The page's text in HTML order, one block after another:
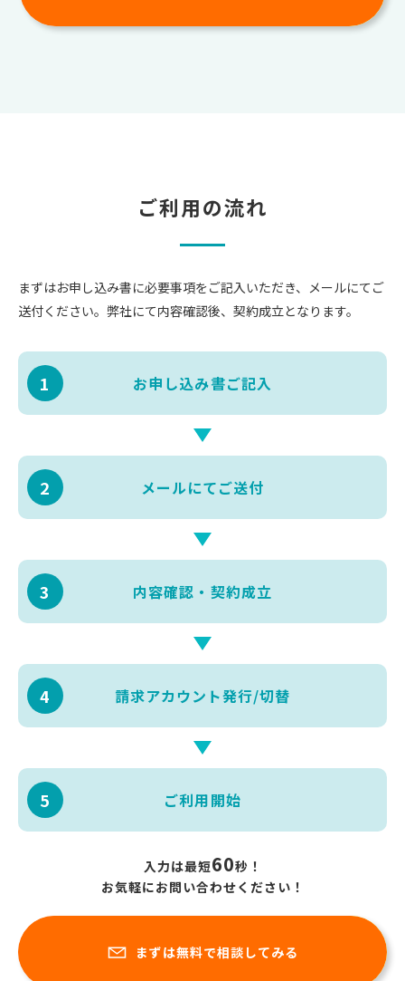
ご利用の流れ
まずはお申し込み書に必要事項をご記入いただき、メールにてご
送付ください。弊社にて内容確認後、契約成立となります。
1 お申し込み書ご記入
2 メールにてご送付
3 内容確認・ 契約成立
4 請求アカウント発行/切替
5 ご利用開始
入力は最短60秒！
お気軽にお問い合わせください！
まずは無料で相談してみる